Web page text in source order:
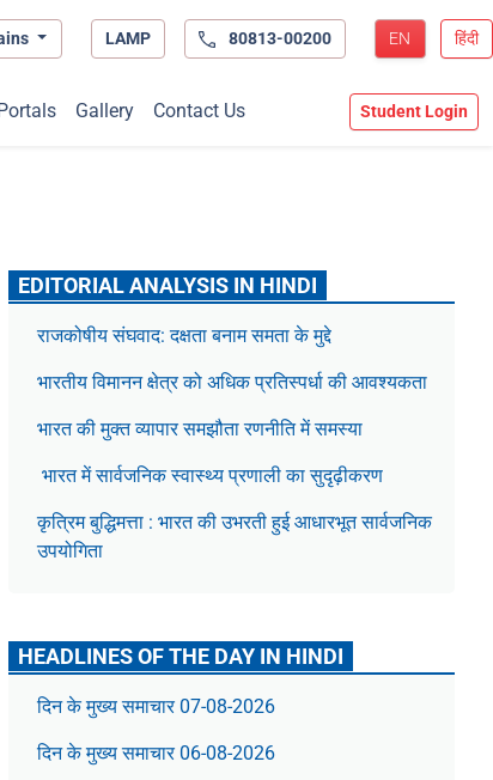
LAMP 80813-00200 EN हिंदी
Portals Gallery Contact Us Student Login
EDITORIAL ANALYSIS IN HINDI
राजकोषीय संघवाद: दक्षता बनाम समता के मुद्दे
भारतीय विमानन क्षेत्र को अधिक प्रतिस्पर्धा की आवश्यकता
भारत की मुक्त व्यापार समझौता रणनीति में समस्या
भारत में सार्वजनिक स्वास्थ्य प्रणाली का सुदृढ़ीकरण
कृत्रिम बुद्धिमत्ता : भारत की उभरती हुई आधारभूत सार्वजनिक
उपयोगिता
HEADLINES OF THE DAY IN HINDI
दिन के मुख्य समाचार 07-08-2026
दिन के मुख्य समाचार 06-08-2026